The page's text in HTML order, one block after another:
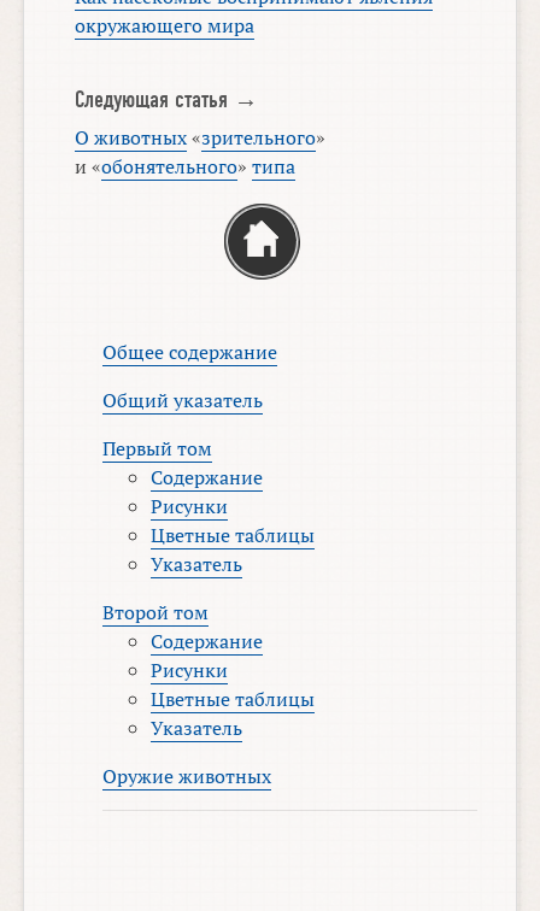
окружающего мира
Следующая статья →
О животных«зрительного»
и «обонятельного» типа
Общее содержание
Общий указатель
Первый том
Содержание
Рисунки
Цветные таблицы
Указатель
Второй том
Содержание
Рисунки
Цветные таблицы
Указатель
Оружие животных